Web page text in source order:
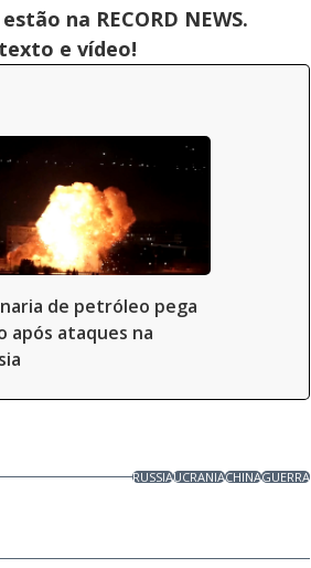
na RECORD NEWS.
e vídeo!
de petróleo pega
após ataques na
RUSSIAUCRANIACHINAGUERRA